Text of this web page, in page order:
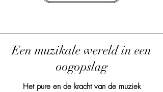
Een muzikale wereld in een
oogopslag
Het pure en de kracht van de muziek